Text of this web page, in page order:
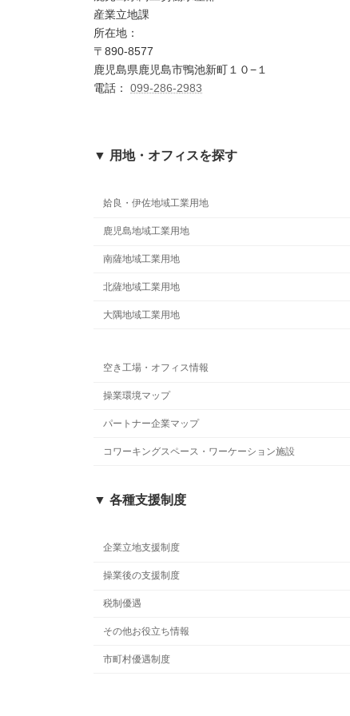
産業立地課
所在地：
〒890-8577
鹿児島県鹿児島市鴨池新町１０−１
電話： 099-286-2983
▼ 用地・オフィスを探す
姶良・伊佐地域工業用地
鹿児島地域工業用地
南薩地域工業用地
北薩地域工業用地
大隅地域工業用地
空き工場・オフィス情報
操業環境マップ
パートナー企業マップ
コワーキングスペース・ワーケーション施設
▼ 各種支援制度
企業立地支援制度
操業後の支援制度
税制優遇
その他お役立ち情報
市町村優遇制度